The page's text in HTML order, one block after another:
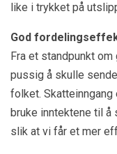
like i trykket på
God
Fra et standpunkt
pussig å skulle
folket. Skatteinngang
bruke inntektene til å
slik at vi får et mer